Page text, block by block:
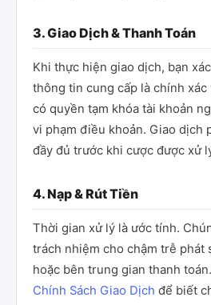
3. Giao Dịch & Thanh Toán
Khi thực hiện giao dịch, bạn
thông tin cung cấp là chính xác
có quyền tạm khóa tài khoản
vi phạm điều khoản. Giao dịch
đầy đủ trước khi cược được xử
4. Nạp & Rút Tiền
Thời gian xử lý là ước tính.
trách nhiệm cho chậm trễ phát
hoặc bên trung gian thanh
Chính Sách Giao Dịch để biết